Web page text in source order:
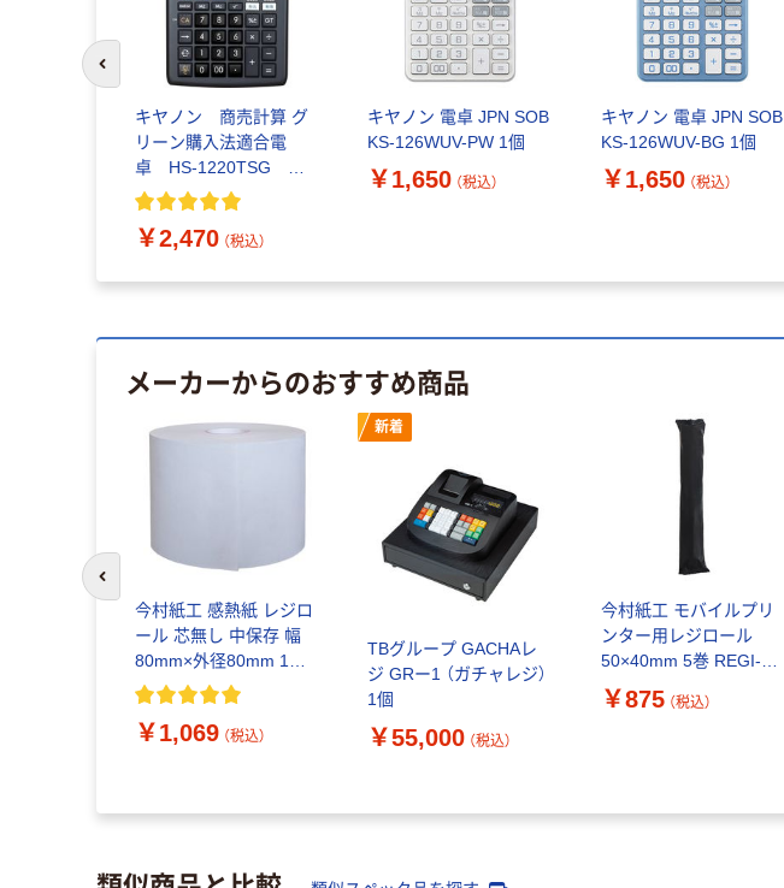
キヤノン 商売計算 グ
リーン購入法適合電
卓 HS-1220TSG 大
型
￥2,470 （税込）
キヤノン 電卓 JPN SOB
KS-126WUV-PW 1個
￥1,650 （税込）
キヤノン 電卓 JPN SOB
KS-126WUV-BG 1個
￥1,650 （税込）
前のスライドへ
メーカーからのおすすめ商品
今村紙工 感熱紙 レジロ
ール 芯無し 中保存 幅
80mm×外径80mm 1パ
ック（3巻入）
￥1,069 （税込）
新着
TBグループ GACHAレ
ジ GRー1 （ガチャレジ）
1個
￥55,000 （税込）
今村紙工 モバイルプリ
ンター用レジロール
50×40mm 5巻 REGI-58
1袋(5巻)
￥875 （税込）